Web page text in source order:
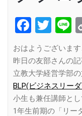
おはようございます
昨日の友部さんの記
立教大学経営学部
BLP(ビジネスリー
小生も兼任講師と
1年生前期の「リー